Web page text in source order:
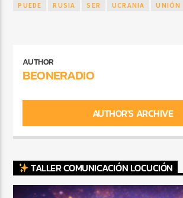
PUEDE RUSIA SER UCRANIA UNIÓN
AUTHOR
BEONERADIO
AUTHOR'S ARCHIVE
TALLER COMUNICACIÓN LOCUCIÓN